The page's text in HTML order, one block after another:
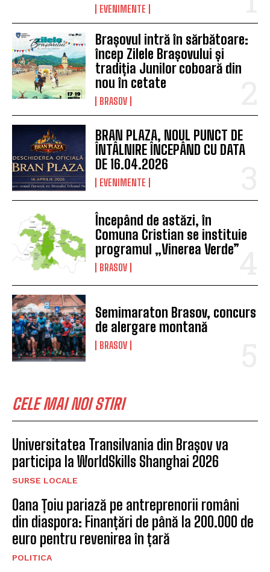
EVENIMENTE
Brașovul intră în sărbătoare:
încep Zilele Brașovului și
tradiția Junilor coboară din
nou în cetate
BRASOV
BRAN PLAZA, NOUL PUNCT DE
ÎNTÂLNIRE ÎNCEPÂND CU DATA
DE 16.04.2026
EVENIMENTE
Începând de astăzi, în
Comuna Cristian se instituie
programul „Vinerea Verde”
BRASOV
Semimaraton Brasov, concurs
de alergare montană
BRASOV
CELE MAI NOI STIRI
Universitatea Transilvania din Brașov va
participa la WorldSkills Shanghai 2026
SURSE LOCALE
Oana Țoiu pariază pe antreprenorii români
din diaspora: Finanțări de până la 200.000 de
euro pentru revenirea în țară
POLITICA